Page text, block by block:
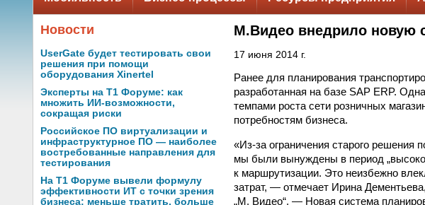
Новости
UserGate будет тестировать свои
решения при помощи
оборудования Xinertel
Эксперты на Т1 Форуме: как
множить ИИ-возможности,
сокращая риски
Российское ПО виртуализации и
инфраструктурное ПО — наиболее
востребованные направления для
тестирования
На Т1 Форуме вывели формулу
эффективности ИТ с точки зрения
бизнеса: меньше тратить, больше
М.Видео внедрило новую
17 июня 2014 г.
Ранее для планирования
разработанная на базе SAP ERP.
темпами роста сети розничных
потребностям бизнеса.
«Из-за ограничения старого решения
мы были вынуждены в период
к маршрутизации. Это неизбежно
затрат, — отмечает Ирина
„М. Видео“. — Новая система